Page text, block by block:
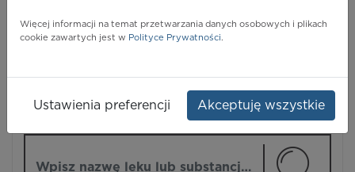
Więcej informacji na temat przetwarzania danych osobowych i plikach
cookie zawartych jest w Polityce Prywatności.
Ustawienia preferencji Akceptuję wszystkie